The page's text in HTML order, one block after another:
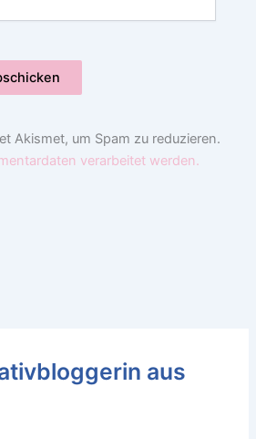
Akismet, um Spam zu reduzieren.
verarbeitet werden.
aus